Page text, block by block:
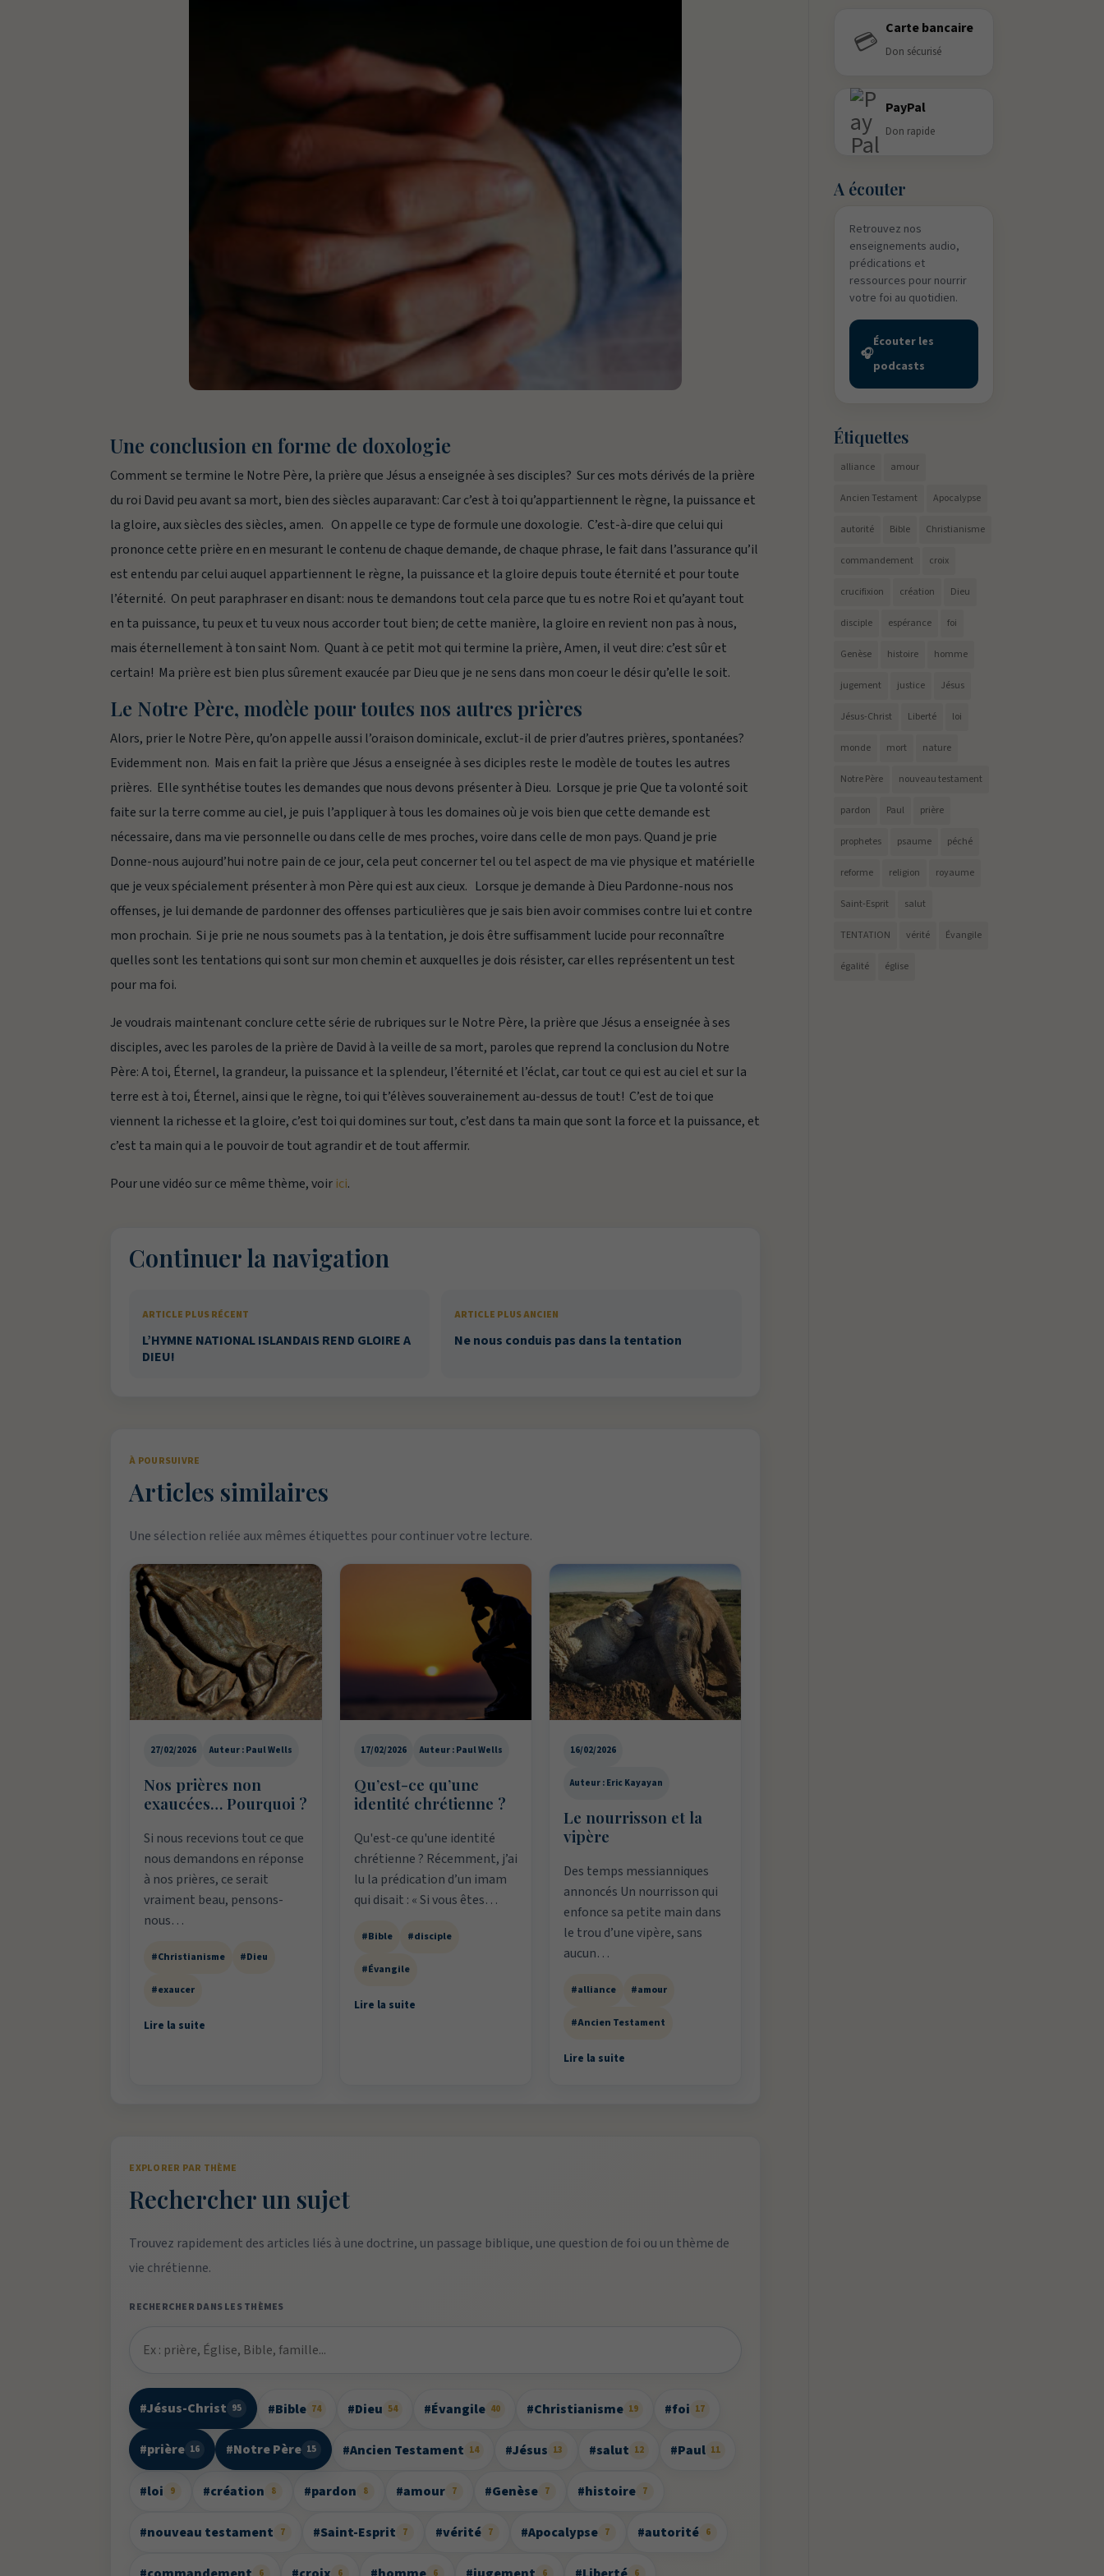
Une conclusion en forme de doxologie
Comment se termine le Notre Père, la prière que Jésus a enseignée à ses disciples? Sur ces mots dérivés de la prière
du roi David peu avant sa mort, bien des siècles auparavant: Car c’est à toi qu’appartiennent le règne, la puissance et
la gloire, aux siècles des siècles, amen. On appelle ce type de formule une doxologie. C’est-à-dire que celui qui
prononce cette prière en en mesurant le contenu de chaque demande, de chaque phrase, le fait dans l’assurance qu’il
est entendu par celui auquel appartiennent le règne, la puissance et la gloire depuis toute éternité et pour toute
l’éternité. On peut paraphraser en disant: nous te demandons tout cela parce que tu es notre Roi et qu’ayant tout
en ta puissance, tu peux et tu veux nous accorder tout bien; de cette manière, la gloire en revient non pas à nous,
mais éternellement à ton saint Nom. Quant à ce petit mot qui termine la prière,Amen, il veut dire: c’est sûr et
certain! Ma prière est bien plus sûrement exaucée par Dieu que je ne sens dans mon coeur le désir qu’elle le soit.
Le Notre Père, modèle pour toutes nos autres prières
Alors, prier le Notre Père, qu’on appelle aussi l’oraison dominicale, exclut-il de prier d’autres prières, spontanées?
Evidemment non. Mais en fait la prière que Jésus a enseignée à ses diciples reste le modèle de toutes les autres
prières. Elle synthétise toutes les demandes que nous devons présenter à Dieu. Lorsque je prie Que ta volonté soit
faite sur la terre comme au ciel, je puis l’appliquer à tous les domaines où je vois bien que cette demande est
nécessaire, dans ma vie personnelle ou dans celle de mes proches, voire dans celle de mon pays. Quand je prie
Donne-nous aujourd’hui notre pain de ce jour, cela peut concerner tel ou tel aspect de ma vie physique et matérielle
que je veux spécialement présenter à mon Père qui est aux cieux. Lorsque je demande à Dieu Pardonne-nous nos
offenses, je lui demande de pardonner des offenses particulières que je sais bien avoir commises contre lui et contre
mon prochain. Si je prie ne nous soumets pas à la tentation, je dois être suffisamment lucide pour reconnaître
quelles sont les tentations qui sont sur mon chemin et auxquelles je dois résister, car elles représentent un test
pour ma foi.
Je voudrais maintenant conclure cette série de rubriques sur le Notre Père, la prière que Jésus a enseignée à ses
disciples, avec les paroles de la prière de David à la veille de sa mort, paroles que reprend la conclusion du Notre
Père:A toi, Éternel, la grandeur, la puissance et la splendeur, l’éternité et l’éclat, car tout ce qui est au ciel et sur la
terre est à toi, Éternel, ainsi que le règne, toi qui t’élèves souverainement au-dessus de tout! C’est de toi que
viennent la richesse et la gloire, c’est toi qui domines sur tout, c’est dans ta main que sont la force et la puissance, et
c’est ta main qui a le pouvoir de tout agrandir et de tout affermir.
Pour une vidéo sur ce même thème, voir ici.
Continuer la navigation
ARTICLE PLUS RÉCENT
L’HYMNE NATIONAL ISLANDAIS REND GLOIRE A
DIEU!
ARTICLE PLUS ANCIEN
Ne nous conduis pas dans la tentation
À POURSUIVRE
Articles similaires
Une sélection reliée aux mêmes étiquettes pour continuer votre lecture.
27/02/2026 Auteur : Paul Wells
Nos prières non
exaucées… Pourquoi ?
Si nous recevions tout ce que
nous demandons en réponse
à nos prières, ce serait
vraiment beau, pensons-
nous…
#Christianisme #Dieu
#exaucer
Lire la suite
17/02/2026 Auteur : Paul Wells
Qu’est-ce qu’une
identité chrétienne ?
Qu'est-ce qu'une identité
chrétienne ? Récemment, j’ai
lu la prédication d’un imam
qui disait : « Si vous êtes…
#Bible #disciple
#Évangile
Lire la suite
16/02/2026
Auteur : Eric Kayayan
Le nourrisson et la
vipère
Des temps messianniques
annoncés Un nourrisson qui
enfonce sa petite main dans
le trou d’une vipère, sans
aucun…
#alliance #amour
#Ancien Testament
Lire la suite
EXPLORER PAR THÈME
Rechercher un sujet
Trouvez rapidement des articles liés à une doctrine, un passage biblique, une question de foi ou un thème de
vie chrétienne.
RECHERCHER DANS LES THÈMES
#Jésus-Christ 95 #Bible 74 #Dieu 54 #Évangile 40 #Christianisme 19 #foi 17
#prière 16 #Notre Père 15 #Ancien Testament 14 #Jésus 13 #salut 12 #Paul 11
#loi 9 #création 8 #pardon 8 #amour 7 #Genèse 7 #histoire 7
#nouveau testament 7 #Saint-Esprit 7 #vérité 7 #Apocalypse 7 #autorité 6
6 6 6 6 6
💳 Carte bancaire
Don sécurisé
PayPal
Don rapide
A écouter
Retrouvez nos
enseignements audio,
prédications et
ressources pour nourrir
votre foi au quotidien.
🎧
Écouter les
podcasts
Étiquettes
alliance amour
Ancien Testament Apocalypse
autorité Bible Christianisme
commandement croix
crucifixion création Dieu
disciple espérance foi
Genèse histoire homme
jugement justice Jésus
Jésus-Christ Liberté loi
monde mort nature
Notre Père nouveau testament
pardon Paul prière
prophetes psaume péché
reforme religion royaume
Saint-Esprit salut
TENTATION vérité Évangile
égalité église